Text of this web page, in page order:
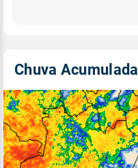
Chuva Acumulada